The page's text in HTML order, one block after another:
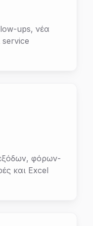
ups, νέα
service
φόρων-
και Excel